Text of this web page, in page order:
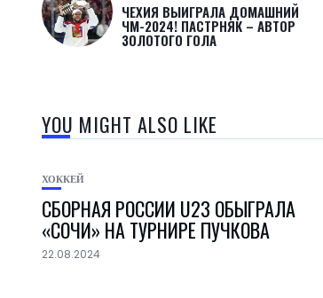
ЧЕХИЯ ВЫИГРАЛА ДОМАШНИЙ
ЧМ-2024! ПАСТРНЯК – АВТОР
ЗОЛОТОГО ГОЛА
YOU MIGHT ALSO LIKE
ХОККЕЙ
СБОРНАЯ РОССИИ U23 ОБЫГРАЛА
«СОЧИ» НА ТУРНИРЕ ПУЧКОВА
22.08.2024